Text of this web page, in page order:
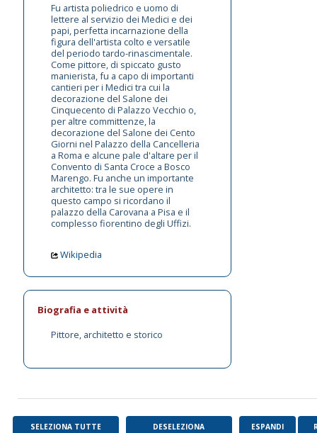
Fu artista poliedrico e uomo di
lettere al servizio dei Medici e dei
papi, perfetta incarnazione della
figura dell'artista colto e versatile
del periodo tardo-rinascimentale.
Come pittore, di spiccato gusto
manierista, fu a capo di importanti
cantieri per i Medici tra cui la
decorazione del Salone dei
Cinquecento di Palazzo Vecchio o,
per altre committenze, la
decorazione del Salone dei Cento
Giorni nel Palazzo della Cancelleria
a Roma e alcune pale d'altare per il
Convento di Santa Croce a Bosco
Marengo. Fu anche un importante
architetto: tra le sue opere in
questo campo si ricordano il
palazzo della Carovana a Pisa e il
complesso fiorentino degli Uffizi.
Wikipedia
Biografia e attività
Pittore, architetto e storico
SELEZIONA TUTTE DESELEZIONA ESPANDI